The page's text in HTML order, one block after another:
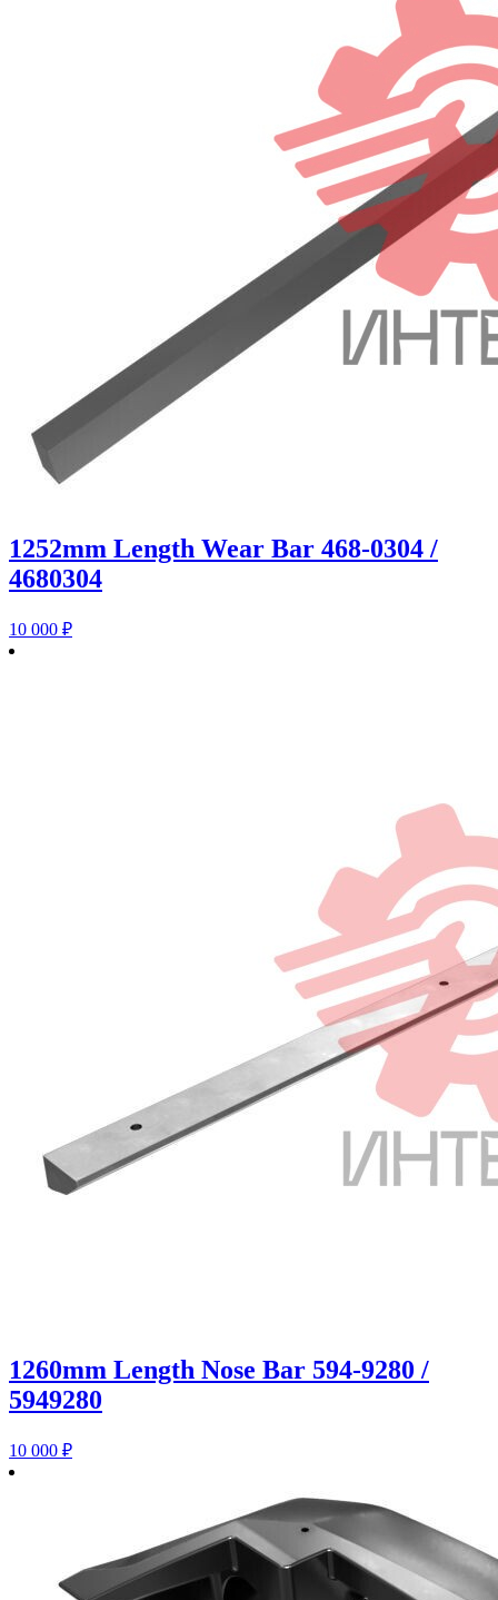
1252mm Length Wear Bar 468-0304 /
4680304
10 000 ₽
1260mm Length Nose Bar 594-9280 /
5949280
10 000 ₽